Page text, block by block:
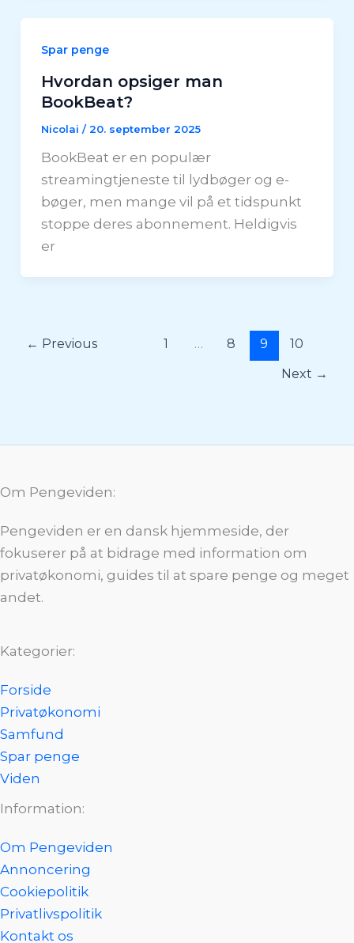
Spar penge
Hvordan opsiger man
BookBeat?
Nicolai /20. september 2025
BookBeat er en populær
streamingtjeneste til lydbøger og e-
bøger, men mange vil på et tidspunkt
stoppe deres abonnement. Heldigvis
er
← Previous 1 … 8 9
10
Next →
Om Pengeviden:
Pengeviden er en dansk hjemmeside, der
fokuserer på at bidrage med information om
privatøkonomi, guides til at spare penge og meget
andet.
Kategorier:
Forside
Privatøkonomi
Samfund
Spar penge
Viden
Information:
Om Pengeviden
Annoncering
Cookiepolitik
Privatlivspolitik
Kontakt os